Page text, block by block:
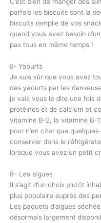
parfois les biscuits sont la
biscuits remplie de vos
quand vous avez besoin
pas tous en même temps !
8- Yaourts
Je suis sûr que vous avez
des yaourts par les
je vais vous le dire une fois
protéines et de calcium et
vitamine B-2, la vitamine B-
pour n’en citer que
conserver dans le
lorsque vous avez un petit
9- Les algues
Il s’agit d’un choix plutôt
plus populaire auprès des
Les paquets d’algues
désormais largement